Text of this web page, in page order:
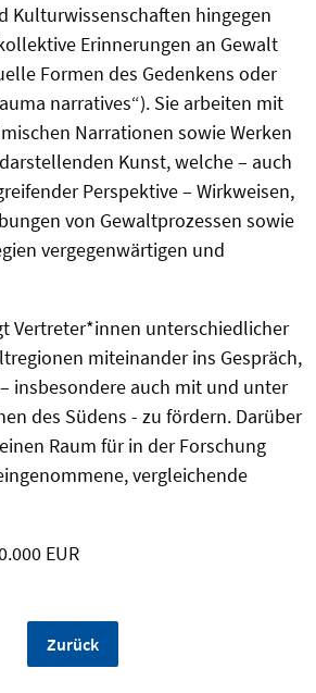
Kulturwissenschaften hingegen
Erinnerungen an Gewalt
Formen des Gedenkens oder
narratives“). Sie arbeiten mit
Narrationen sowie Werken
Kunst, welche – auch
Perspektive – Wirkweisen,
von Gewaltprozessen sowie
vergegenwärtigen und
Vertreter*innen unterschiedlicher
miteinander ins Gespräch,
insbesondere auch mit und unter
des Südens - zu fördern. Darüber
Raum für in der Forschung
vergleichende
EUR
Zurück